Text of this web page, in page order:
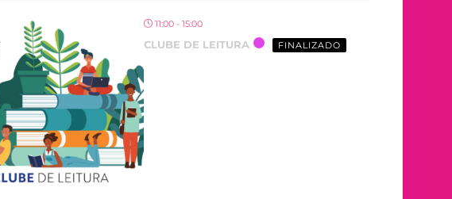
11:00 - 15:00
CLUBE DE LEITURA FINALIZADO